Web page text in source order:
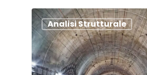
Analisi Strutturale